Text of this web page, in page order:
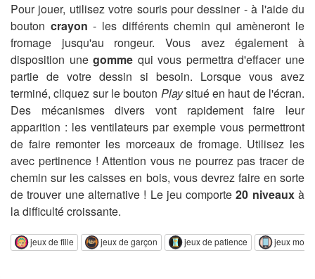
Pour jouer, utilisez votre souris pour dessiner - à l'aide du
bouton crayon - les différents chemin qui amèneront le
fromage jusqu'au rongeur. Vous avez également à
disposition unegomme qui vous permettra d'effacer une
partie de votre dessin si besoin. Lorsque vous avez
terminé, cliquez sur le bouton Playsitué en haut de l'écran.
Des mécanismes divers vont rapidement faire leur
apparition : les ventilateurs par exemple vous permettront
de faire remonter les morceaux de fromage. Utilisez les
avec pertinence ! Attention vous ne pourrez pas tracer de
chemin sur les caisses en bois, vous devrez faire en sorte
de trouver une alternative ! Le jeu comporte20 niveauxà
la difficulté croissante.
jeux de fille jeux de garçon jeux de patience jeux